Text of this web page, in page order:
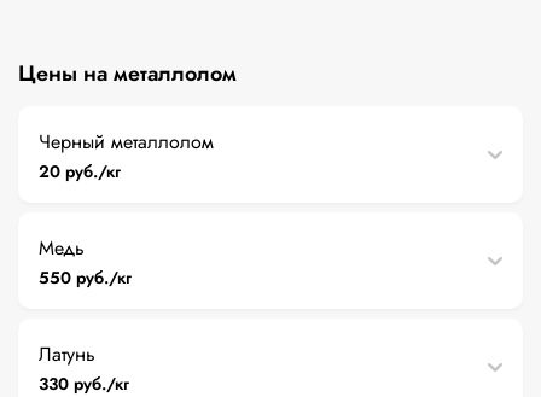
Цены на металлолом
Черный металлолом
20 руб./кг
Медь
550 руб./кг
Латунь
330 руб./кг